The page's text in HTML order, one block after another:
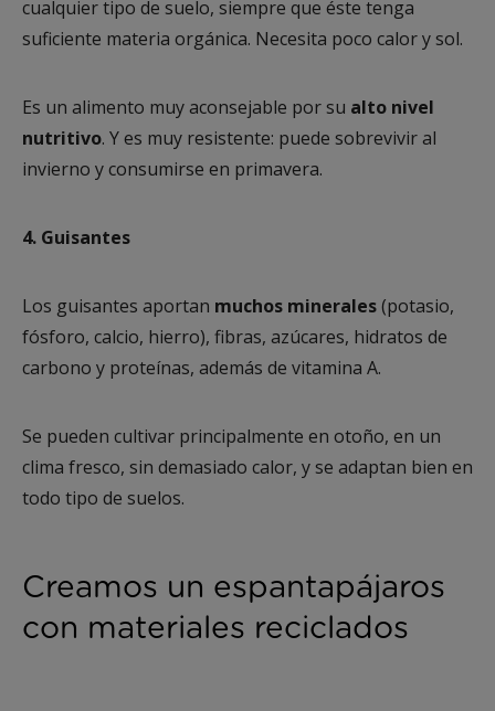
cualquier tipo de suelo, siempre que éste tenga
suficiente materia orgánica. Necesita poco calor y sol.
Es un alimento muy aconsejable por su alto nivel
nutritivo. Y es muy resistente: puede sobrevivir al
invierno y consumirse en primavera.
4. Guisantes
Los guisantes aportan muchos minerales(potasio,
fósforo, calcio, hierro), fibras, azúcares, hidratos de
carbono y proteínas, además de vitamina A.
Se pueden cultivar principalmente en otoño, en un
clima fresco, sin demasiado calor, y se adaptan bien en
todo tipo de suelos.
Creamos un espantapájaros
con materiales reciclados